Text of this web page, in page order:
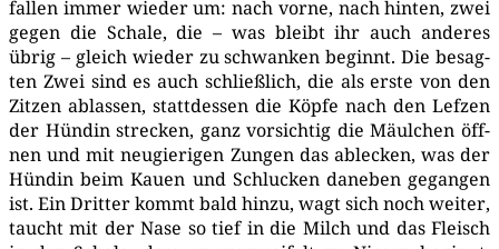
fal­len immer wie­der um: nach vor­ne, nach hin­ten, zwei
gegen die Scha­le, die – was bleibt ihr auch ande­res
übrig – gleich wie­der zu schwan­ken beginnt. Die besag­
ten Zwei sind es auch schließ­lich, die als ers­te von den
Zit­zen ablas­sen, statt­des­sen die Köp­fe nach den Lef­zen
der Hün­din stre­cken, ganz vor­sich­tig die Mäul­chen öff­
nen und mit neu­gie­ri­gen Zun­gen das able­cken, was der
Hün­din beim Kau­en und Schlu­cken dane­ben gegan­gen
ist. Ein Drit­ter kommt bald hin­zu, wagt sich noch wei­ter,
taucht mit der Nase so tief in die Milch und das Fleisch